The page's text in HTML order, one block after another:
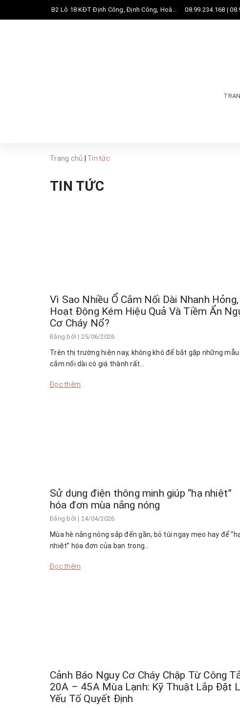
B2 Lô 18 KĐT Định Công, Định Công, Hoàng Mai, Hà Nội 08.99.234.168 |
Trang chủ Tin tức
TIN TỨC
Vì Sao Nhiều Ổ Cắm Nối Dài Nhanh Hỏng,
Hoạt Động Kém Hiệu Quả Và Tiềm Ẩn
Cơ Cháy Nổ?
Đăng bởi | 25/06/2026
Trên thị trường hiện nay, không khó để bắt gặp những mẫu
cắm nối dài có giá thành rất…
Đọc thêm
Sử dụng điện thông minh giúp “hạ nhiệt”
hóa đơn mùa nắng nóng
Đăng bởi | 24/04/2026
Mùa hè nắng nóng sắp đến gần, bỏ túi ngay mẹo hay để
nhiệt” hóa đơn của bạn trong…
Đọc thêm
Cảnh Báo Nguy Cơ Cháy Chập Từ Công
20A – 45A Mùa Lạnh: Kỹ Thuật Lắp Đặt
Yếu Tố Quyết Định